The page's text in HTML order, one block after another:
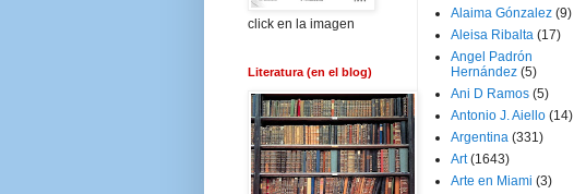
click en la imagen
Literatura (en el blog)
Alaima Gónzalez (9)
Aleisa Ribalta (17)
Angel Padrón
Hernández (5)
Ani D Ramos (5)
Antonio J. Aiello (14)
Argentina (331)
Art (1643)
Arte en Miami (3)